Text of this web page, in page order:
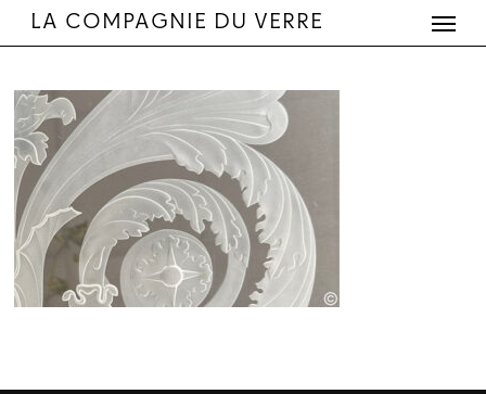
content
LA COMPAGNIE DU VERRE